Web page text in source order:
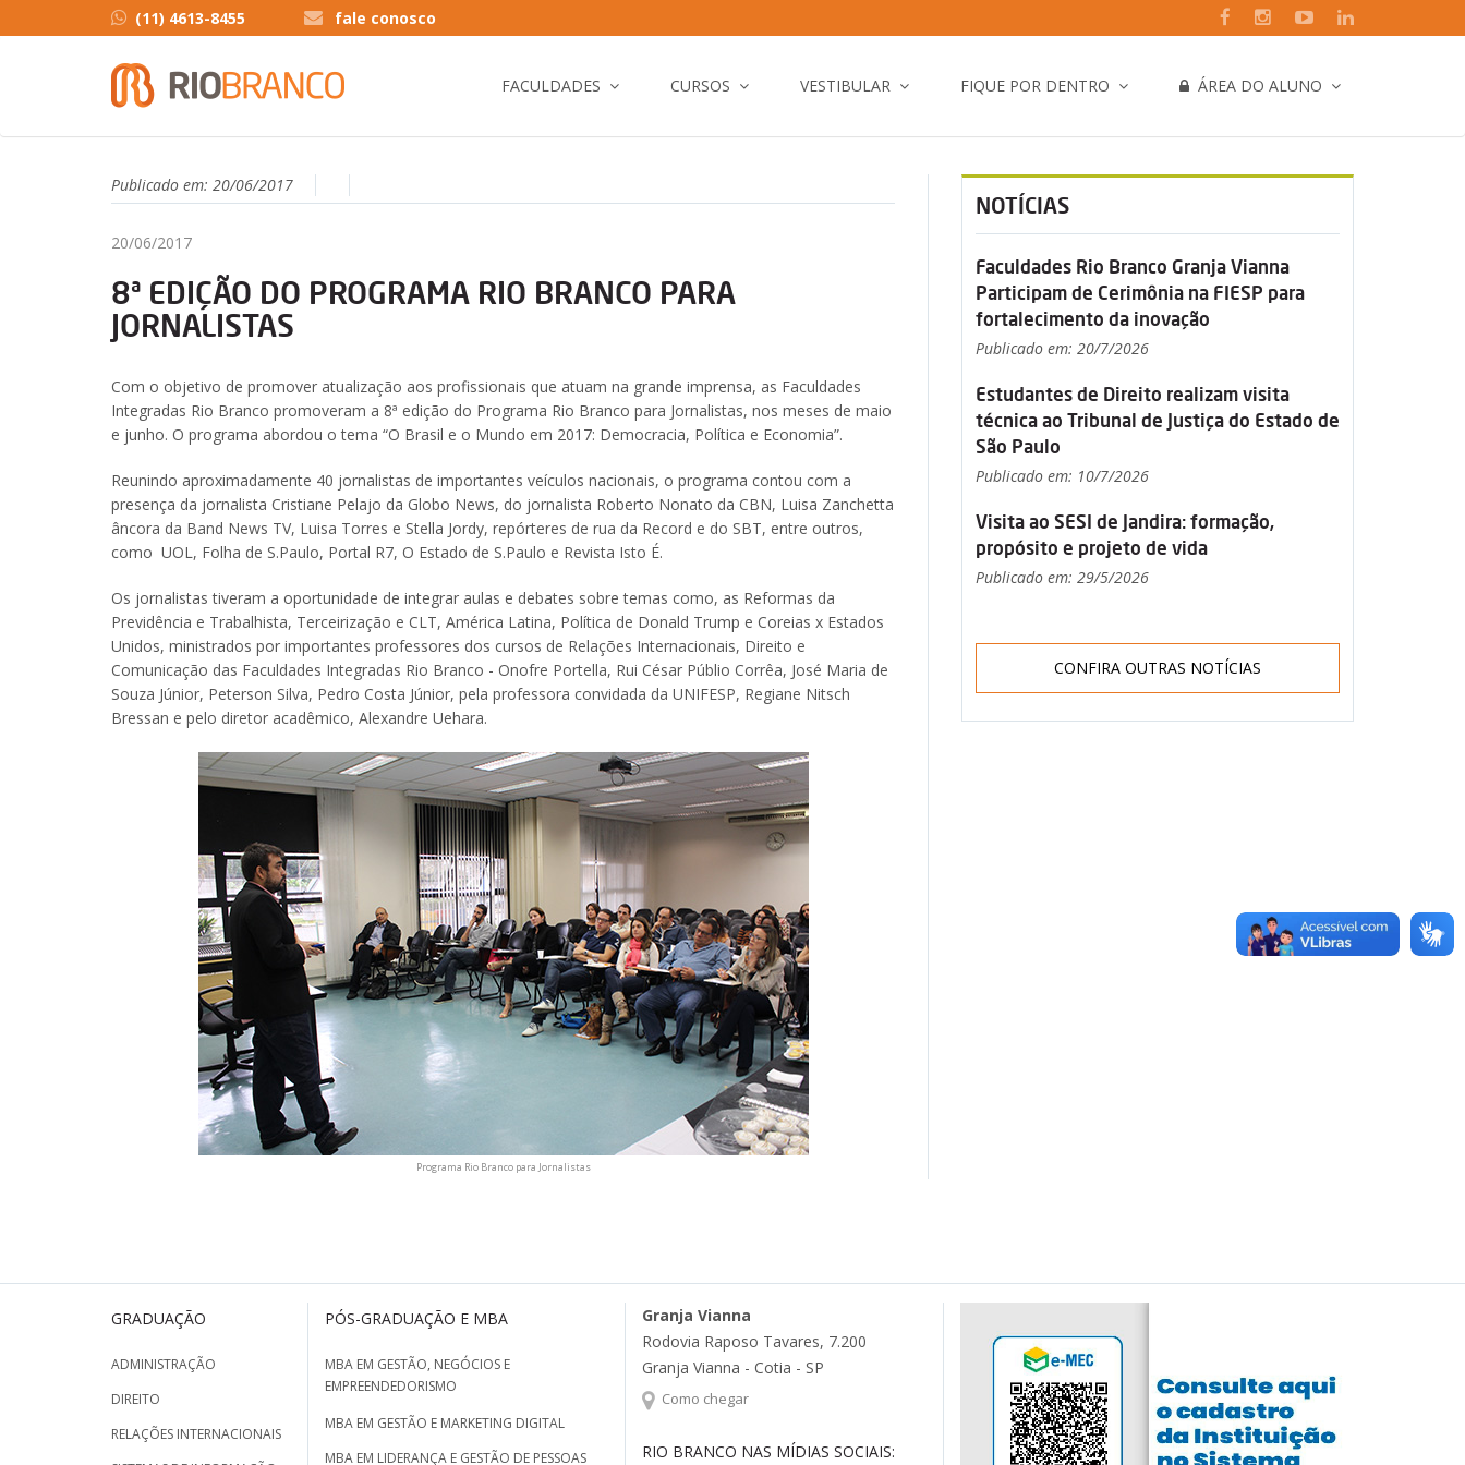
(11) 4613-8455 fale conosco
FACULDADES CURSOS VESTIBULAR FIQUE POR DENTRO ÁREA DO ALUNO
Publicado em: 20/06/2017
20/06/2017
8ª EDIÇÃO DO PROGRAMA RIO BRANCO PARA
JORNALISTAS
Com o objetivo de promover atualização aos profissionais que atuam na grande imprensa, as Faculdades
Integradas Rio Branco promoveram a 8ª edição do Programa Rio Branco para Jornalistas, nos meses de maio
e junho. O programa abordou o tema “O Brasil e o Mundo em 2017: Democracia, Política e Economia”.
Reunindo aproximadamente 40 jornalistas de importantes veículos nacionais, o programa contou com a
presença da jornalista Cristiane Pelajo da Globo News, do jornalista Roberto Nonato da CBN, Luisa Zanchetta
âncora da Band News TV, Luisa Torres e Stella Jordy, repórteres de rua da Record e do SBT, entre outros,
como UOL, Folha de S.Paulo, Portal R7, O Estado de S.Paulo e Revista Isto É.
Os jornalistas tiveram a oportunidade de integrar aulas e debates sobre temas como, as Reformas da
Previdência e Trabalhista, Terceirização e CLT, América Latina, Política de Donald Trump e Coreias x Estados
Unidos, ministrados por importantes professores dos cursos de Relações Internacionais, Direito e
Comunicação das Faculdades Integradas Rio Branco - Onofre Portella, Rui César Públio Corrêa, José Maria de
Souza Júnior, Peterson Silva, Pedro Costa Júnior, pela professora convidada da UNIFESP, Regiane Nitsch
Bressan e pelo diretor acadêmico, Alexandre Uehara.
Programa Rio Branco para Jornalistas
NOTÍCIAS
Faculdades Rio Branco Granja Vianna
Participam de Cerimônia na FIESP para
fortalecimento da inovação
Publicado em: 20/7/2026
Estudantes de Direito realizam visita
técnica ao Tribunal de Justiça do Estado de
São Paulo
Publicado em: 10/7/2026
Visita ao SESI de Jandira: formação,
propósito e projeto de vida
Publicado em: 29/5/2026
CONFIRA OUTRAS NOTÍCIAS
GRADUAÇÃO
ADMINISTRAÇÃO
DIREITO
RELAÇÕES INTERNACIONAIS
PÓS-GRADUAÇÃO E MBA
MBA EM GESTÃO, NEGÓCIOS E
EMPREENDEDORISMO
MBA EM GESTÃO E MARKETING DIGITAL
MBA EM LIDERANÇA E GESTÃO DE PESSOAS
Granja Vianna
Rodovia Raposo Tavares, 7.200
Granja Vianna - Cotia - SP
Como chegar
RIO BRANCO NAS MÍDIAS SOCIAIS: